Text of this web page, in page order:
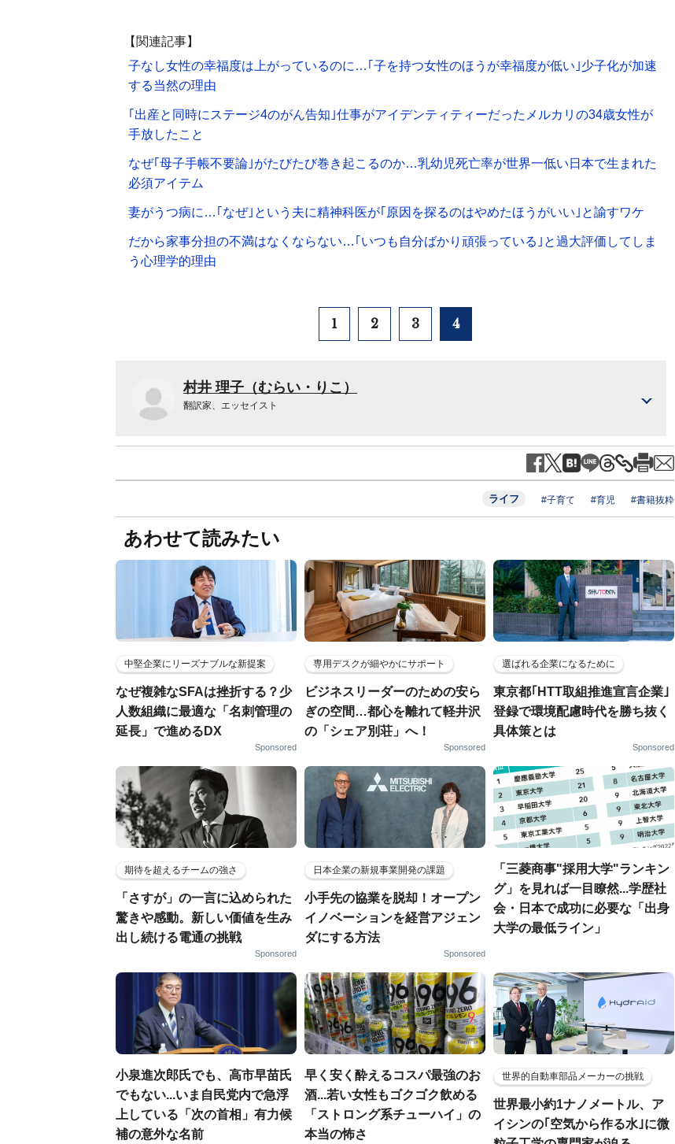
【関連記事】
子なし女性の幸福度は上がっているのに…｢子を持つ女性のほうが幸福度が低い｣少子化が加速
する当然の理由
｢出産と同時にステージ4のがん告知｣仕事がアイデンティティーだったメルカリの34歳女性が
手放したこと
なぜ｢母子手帳不要論｣がたびたび巻き起こるのか…乳幼児死亡率が世界一低い日本で生まれた
必須アイテム
妻がうつ病に…｢なぜ｣という夫に精神科医が｢原因を探るのはやめたほうがいい｣と諭すワケ
だから家事分担の不満はなくならない…｢いつも自分ばかり頑張っている｣と過大評価してしま
う心理学的理由
1 2 3 4
村井 理子（むらい・りこ）
翻訳家、エッセイスト
ライフ #子育て #育児 #書籍抜粋
あわせて読みたい
中堅企業にリーズナブルな新提案
なぜ複雑なSFAは挫折する？少
人数組織に最適な「名刺管理の
延長」で進めるDX
Sponsored
専用デスクが細やかにサポート
ビジネスリーダーのための安ら
ぎの空間…都心を離れて軽井沢
の「シェア別荘」へ！
Sponsored
選ばれる企業になるために
東京都｢HTT取組推進宣言企業｣
登録で環境配慮時代を勝ち抜く
具体策とは
Sponsored
期待を超えるチームの強さ
「さすが」の一言に込められた
驚きや感動。新しい価値を生み
出し続ける電通の挑戦
Sponsored
日本企業の新規事業開発の課題
小手先の協業を脱却！オープン
イノベーションを経営アジェン
ダにする方法
Sponsored
「三菱商事"採用大学"ランキン
グ」を見れば一目瞭然...学歴社
会・日本で成功に必要な「出身
大学の最低ライン」
小泉進次郎氏でも、高市早苗氏
でもない...いま自民党内で急浮
上している「次の首相」有力候
補の意外な名前
早く安く酔えるコスパ最強のお
酒...若い女性もゴクゴク飲める
「ストロング系チューハイ」の
本当の怖さ
世界的自動車部品メーカーの挑戦
世界最小約1ナノメートル、ア
イシンの｢空気から作る水｣に微